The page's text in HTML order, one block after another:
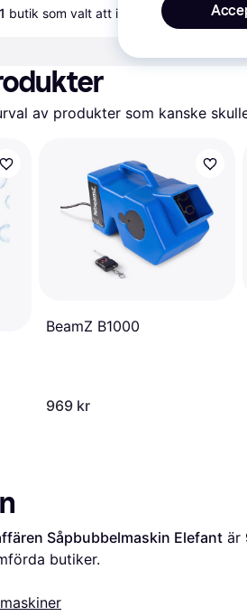
1 butik som valt att inte samarbeta med
av produkter som kanske
BeamZ B1000
969 kr
Såpbubbelmaskin Elefant är
butiker.